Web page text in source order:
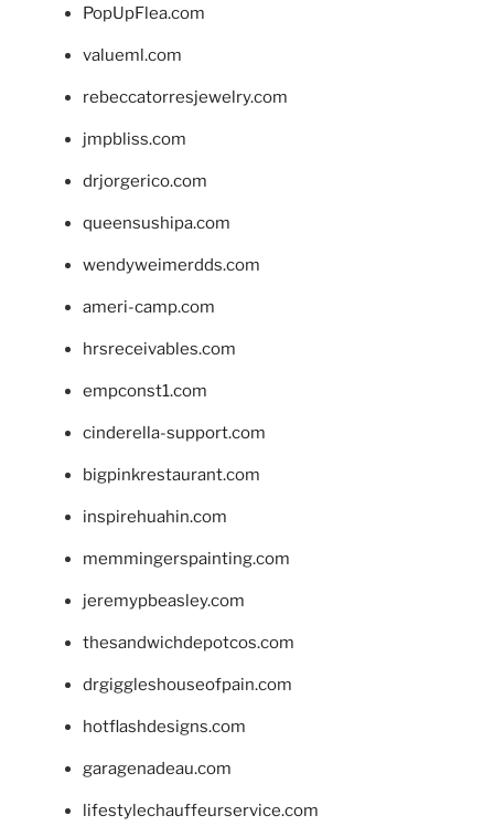
PopUpFlea.com
valueml.com
rebeccatorresjewelry.com
jmpbliss.com
drjorgerico.com
queensushipa.com
wendyweimerdds.com
ameri-camp.com
hrsreceivables.com
empconst1.com
cinderella-support.com
bigpinkrestaurant.com
inspirehuahin.com
memmingerspainting.com
jeremypbeasley.com
thesandwichdepotcos.com
drgiggleshouseofpain.com
hotflashdesigns.com
garagenadeau.com
lifestylechauffeurservice.com